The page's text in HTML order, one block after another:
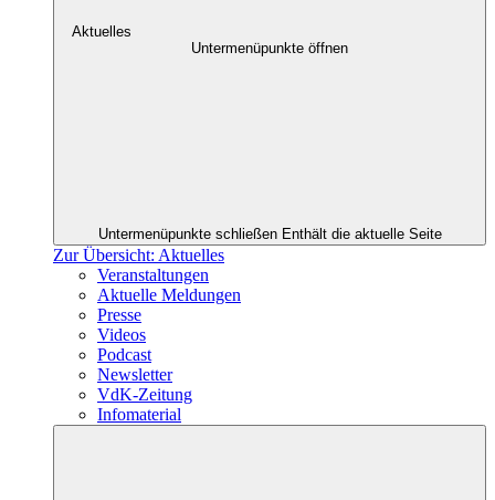
Aktuelles
Untermenüpunkte öffnen
Untermenüpunkte schließen Enthält die aktuelle Seite
Zur Übersicht: Aktuelles
Veranstaltungen
Aktuelle Meldungen
Presse
Videos
Podcast
Newsletter
VdK-Zeitung
Infomaterial